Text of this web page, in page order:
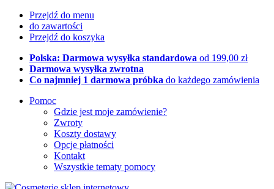
Przejdź do menu
do zawartości
Przejdź do koszyka
Polska: Darmowa wysyłka standardowa od 199,00 zł
Darmowa wysyłka zwrotna
Co najmniej 1 darmowa próbka do każdego zamówienia
Pomoc
Gdzie jest moje zamówienie?
Zwroty
Koszty dostawy
Opcje płatności
Kontakt
Wszystkie tematy pomocy